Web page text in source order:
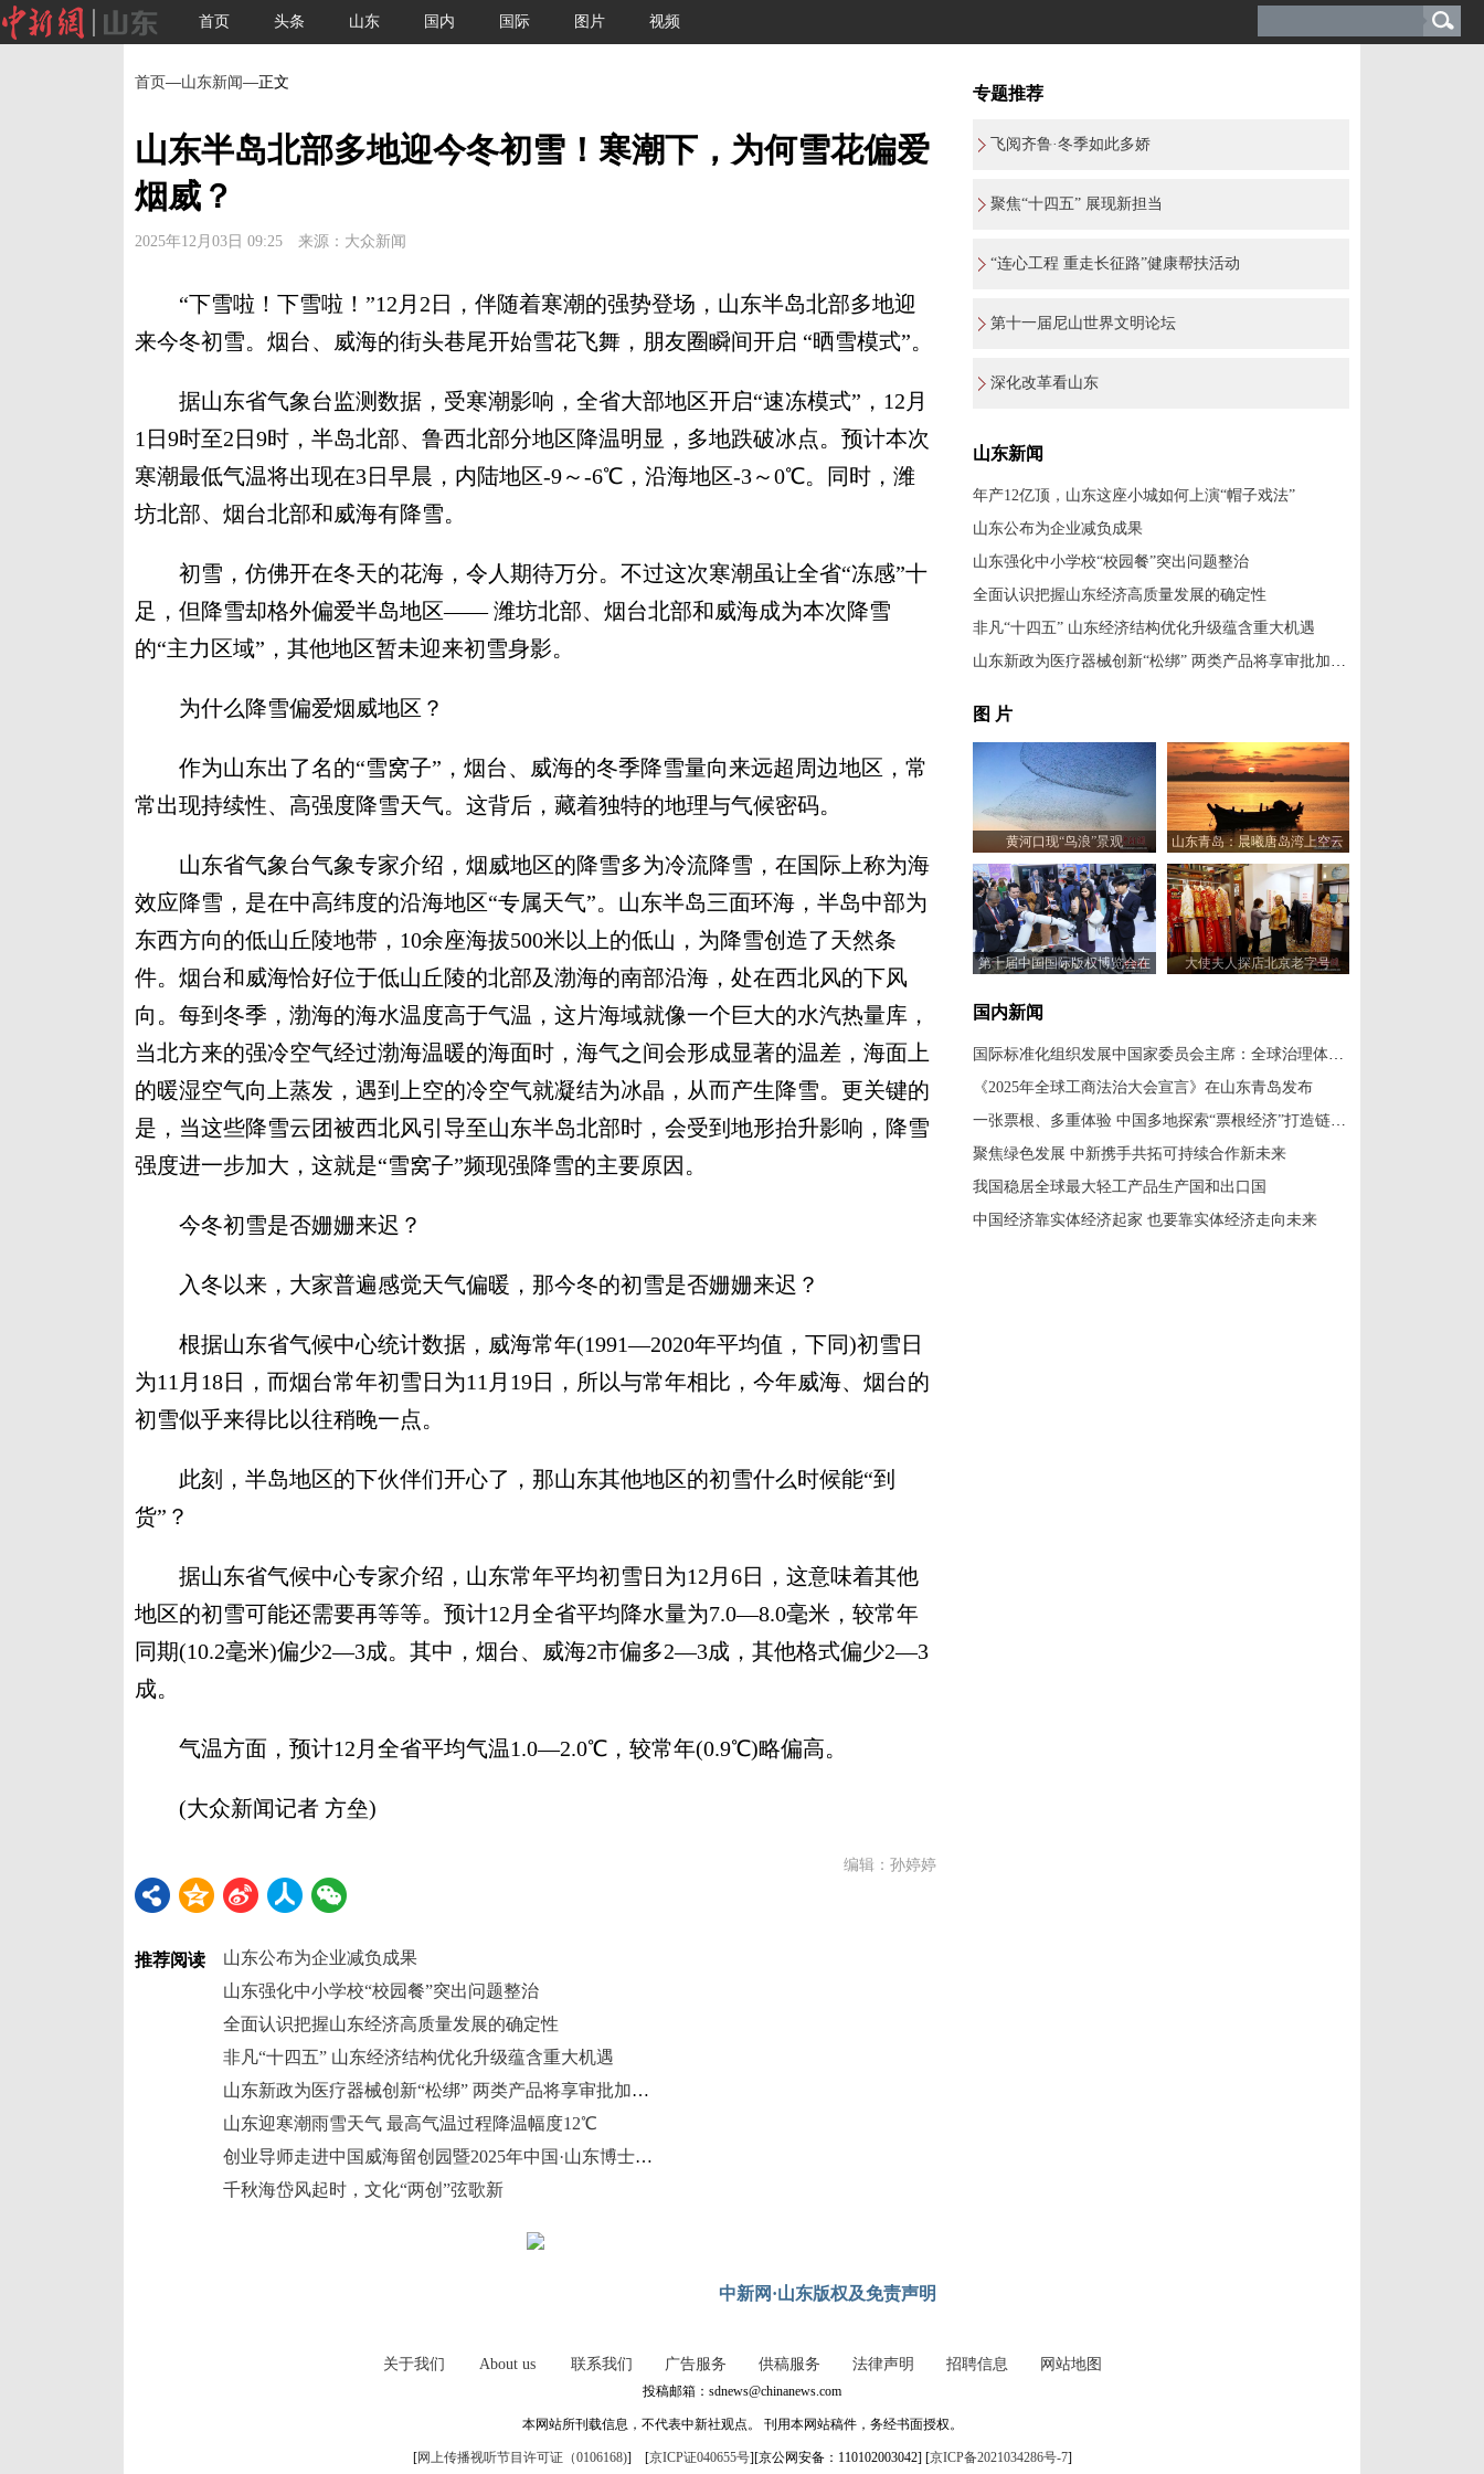
首页 头条 山东 国内 国际 图片 视频
首页—山东新闻—正文
山东半岛北部多地迎今冬初雪！寒潮下，为何雪花偏爱
烟威？
2025年12月03日 09:25 来源：大众新闻
“下雪啦！下雪啦！”12月2日，伴随着寒潮的强势登场，山东半岛北部多地迎
来今冬初雪。烟台、威海的街头巷尾开始雪花飞舞，朋友圈瞬间开启 “晒雪模式”。
据山东省气象台监测数据，受寒潮影响，全省大部地区开启“速冻模式”，12月
1日9时至2日9时，半岛北部、鲁西北部分地区降温明显，多地跌破冰点。预计本次
寒潮最低气温将出现在3日早晨，内陆地区-9～-6℃，沿海地区-3～0℃。同时，潍
坊北部、烟台北部和威海有降雪。
初雪，仿佛开在冬天的花海，令人期待万分。不过这次寒潮虽让全省“冻感”十
足，但降雪却格外偏爱半岛地区—— 潍坊北部、烟台北部和威海成为本次降雪
的“主力区域”，其他地区暂未迎来初雪身影。
为什么降雪偏爱烟威地区？
作为山东出了名的“雪窝子”，烟台、威海的冬季降雪量向来远超周边地区，常
常出现持续性、高强度降雪天气。这背后，藏着独特的地理与气候密码。
山东省气象台气象专家介绍，烟威地区的降雪多为冷流降雪，在国际上称为海
效应降雪，是在中高纬度的沿海地区“专属天气”。山东半岛三面环海，半岛中部为
东西方向的低山丘陵地带，10余座海拔500米以上的低山，为降雪创造了天然条
件。烟台和威海恰好位于低山丘陵的北部及渤海的南部沿海，处在西北风的下风
向。每到冬季，渤海的海水温度高于气温，这片海域就像一个巨大的水汽热量库，
当北方来的强冷空气经过渤海温暖的海面时，海气之间会形成显著的温差，海面上
的暖湿空气向上蒸发，遇到上空的冷空气就凝结为冰晶，从而产生降雪。更关键的
是，当这些降雪云团被西北风引导至山东半岛北部时，会受到地形抬升影响，降雪
强度进一步加大，这就是“雪窝子”频现强降雪的主要原因。
今冬初雪是否姗姗来迟？
入冬以来，大家普遍感觉天气偏暖，那今冬的初雪是否姗姗来迟？
根据山东省气候中心统计数据，威海常年(1991—2020年平均值，下同)初雪日
为11月18日，而烟台常年初雪日为11月19日，所以与常年相比，今年威海、烟台的
初雪似乎来得比以往稍晚一点。
此刻，半岛地区的下伙伴们开心了，那山东其他地区的初雪什么时候能“到
货”？
据山东省气候中心专家介绍，山东常年平均初雪日为12月6日，这意味着其他
地区的初雪可能还需要再等等。预计12月全省平均降水量为7.0—8.0毫米，较常年
同期(10.2毫米)偏少2—3成。其中，烟台、威海2市偏多2—3成，其他格式偏少2—3
成。
气温方面，预计12月全省平均气温1.0—2.0℃，较常年(0.9℃)略偏高。
(大众新闻记者 方垒)
编辑：孙婷婷
推荐阅读
山东公布为企业减负成果
山东强化中小学校“校园餐”突出问题整治
全面认识把握山东经济高质量发展的确定性
非凡“十四五” 山东经济结构优化升级蕴含重大机遇
山东新政为医疗器械创新“松绑” 两类产品将享审批加速红利
山东迎寒潮雨雪天气 最高气温过程降温幅度12℃
创业导师走进中国威海留创园暨2025年中国·山东博士（后）创新创业大赛揭榜领题赛决赛举办
千秋海岱风起时，文化“两创”弦歌新
中新网·山东版权及免责声明
专题推荐
飞阅齐鲁·冬季如此多娇
聚焦“十四五” 展现新担当
“连心工程 重走长征路”健康帮扶活动
第十一届尼山世界文明论坛
深化改革看山东
山东新闻
年产12亿顶，山东这座小城如何上演“帽子戏法”
山东公布为企业减负成果
山东强化中小学校“校园餐”突出问题整治
全面认识把握山东经济高质量发展的确定性
非凡“十四五” 山东经济结构优化升级蕴含重大机遇
山东新政为医疗器械创新“松绑” 两类产品将享审批加速红利
图 片
黄河口现“鸟浪”景观
山东青岛：晨曦唐岛湾上空云
霞变幻 宛如油画
第十届中国国际版权博览会在
大使夫人探店北京老字号
国内新闻
国际标准化组织发展中国家委员会主席：全球治理体系改革应共建共享
《2025年全球工商法治大会宣言》在山东青岛发布
一张票根、多重体验 中国多地探索“票根经济”打造链式消费新场景
聚焦绿色发展 中新携手共拓可持续合作新未来
我国稳居全球最大轻工产品生产国和出口国
中国经济靠实体经济起家 也要靠实体经济走向未来
关于我们 About us 联系我们 广告服务 供稿服务 法律声明 招聘信息 网站地图
投稿邮箱：sdnews@chinanews.com
本网站所刊载信息，不代表中新社观点。 刊用本网站稿件，务经书面授权。
[网上传播视听节目许可证（0106168)] [京ICP证040655号][京公网安备：110102003042] [京ICP备2021034286号-7]